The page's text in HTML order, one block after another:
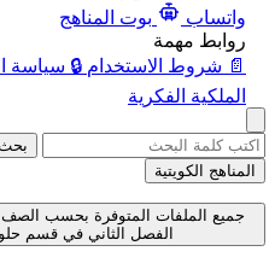
واتساب
بوت المناهج
روابط مهمة
شروط الاستخدام 🔒 سياسة
الملكية الفكرية
بحث
المناهج الكويتية
جميع الملفات المتوفرة بحسب
الفصل الثاني في قسم حلول حتى